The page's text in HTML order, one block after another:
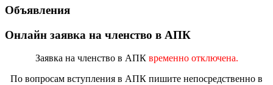
Объявления
Онлайн заявка на членство в АПК
Заявка на членство в АПК временно отключена.
По вопросам вступления в АПК пишите непосредственно в